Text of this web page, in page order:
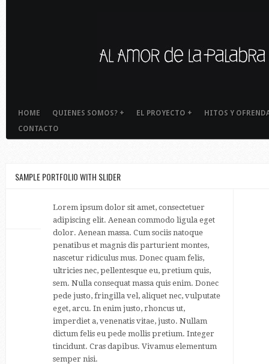
HOME QUIENES SOMOS? + EL PROYECTO +
HITOS Y
CONTACTO
SAMPLE PORTFOLIO WITH SLIDER
Lorem ipsum dolor sit amet, consectetuer
adipiscing elit. Aenean commodo ligula eget
dolor. Aenean massa. Cum sociis natoque
penatibus et magnis dis parturient montes,
nascetur ridiculus mus. Donec quam felis,
ultricies nec, pellentesque eu, pretium quis,
sem. Nulla consequat massa quis enim. Donec
pede justo, fringilla vel, aliquet nec, vulputate
eget, arcu. In enim justo, rhoncus ut,
imperdiet a, venenatis vitae, justo. Nullam
dictum felis eu pede mollis pretium. Integer
tincidunt. Cras dapibus. Vivamus elementum
semper nisi.